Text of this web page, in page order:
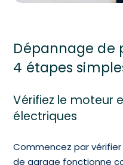
Dépannage de
4 étapes
Vérifiez le moteur
électriques
Commencez par
de garage fonctionne